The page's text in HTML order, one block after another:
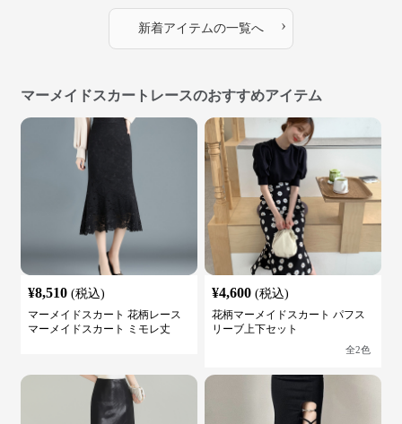
新着アイテムの一覧へ ›
マーメイドスカートレースのおすすめアイテム
¥8,510 (税込)
マーメイドスカート 花柄レース
マーメイドスカート ミモレ丈
¥4,600 (税込)
花柄マーメイドスカート パフス
リーブ上下セット
全2色